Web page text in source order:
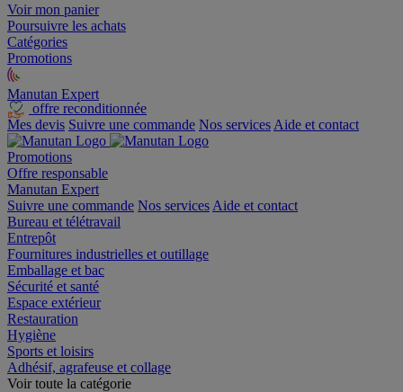
Voir mon panier
Poursuivre les achats
Catégories
Promotions
Manutan Expert
offre reconditionnée
Mes devis Suivre une commande Nos services Aide et contact
Promotions
Offre responsable
Manutan Expert
Suivre une commande Nos services Aide et contact
Bureau et télétravail
Entrepôt
Fournitures industrielles et outillage
Emballage et bac
Sécurité et santé
Espace extérieur
Restauration
Hygiène
Sports et loisirs
Adhésif, agrafeuse et collage
Voir toute la catégorie